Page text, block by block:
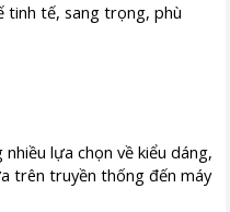
tinh tế, sang trọng, phù
lựa chọn về kiểu dáng,
trên truyền thống đến máy